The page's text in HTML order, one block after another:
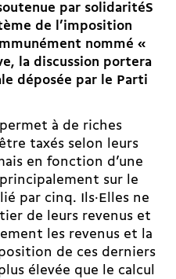
par solidaritéS
de l’imposition
nommé «
la discussion portera
déposée par le Parti
à de riches
taxés selon leurs
en fonction d’une
sur le
par cinq. Ils·Elles ne
de leurs revenus et
les revenus et la
de ces derniers
élevée que le calcul